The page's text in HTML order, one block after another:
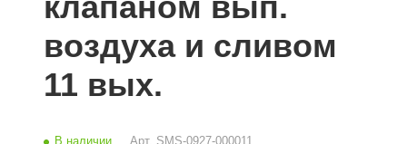
воздуха и сливом
11 вых.
В наличии Арт. SMS-0927-000011